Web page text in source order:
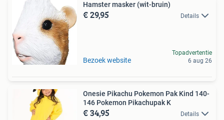
Hamster masker (wit-bruin)
€ 29,95 Details
Bezoek website
Topadvertentie
6 aug 26
Onesie Pikachu Pokemon Pak Kind 140-
146 Pokemon Pikachupak K
€ 34,95 Details